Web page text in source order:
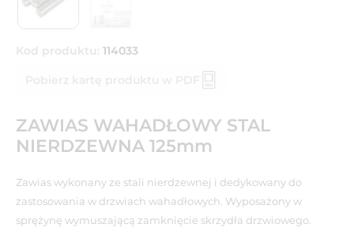
Kod produktu: 114033
Pobierz kartę produktu w PDF
ZAWIAS WAHADŁOWY STAL
NIERDZEWNA 125mm
Zawias wykonany ze stali nierdzewnej i dedykowany do
zastosowania w drzwiach wahadłowych. Wyposażony w
sprężynę wymuszającą zamknięcie skrzydła drzwiowego.